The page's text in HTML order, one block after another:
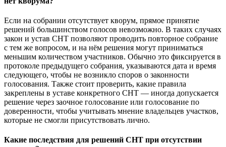
Если на собрании отсутствует кворум, прямое принятие
решений большинством голосов невозможно. В таких случаях
закон и устав СНТ позволяют проводить повторное собрание
с тем же вопросом, и на нём решения могут приниматься
меньшим количеством участников. Обычно это фиксируется в
протоколе предыдущего собрания, указываются дата и время
следующего, чтобы не возникло споров о законности
голосования. Также стоит проверить, какие правила
закреплены в уставе конкретного СНТ — иногда допускается
решение через заочное голосование или голосование по
доверенности, чтобы учитывать мнение владельцев участков,
которые не смогли присутствовать лично.
Какие последствия для решений СНТ при отсутствии